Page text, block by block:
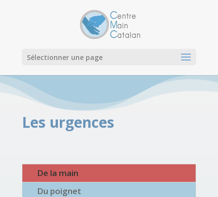
Sélectionner une page
Les urgences
De la main
Du poignet